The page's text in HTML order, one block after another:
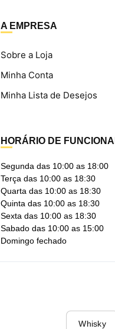
A EMPRESA
Sobre a Loja
Minha Conta
Minha Lista de Desejos
HORÁRIO DE
Segunda das 10:00 as 18:00
Terça das 10:00 as 18:30
Quarta das 10:00 as 18:30
Quinta das 10:00 as 18:30
Sexta das 10:00 as 18:30
Sabado das 10:00 as 15:00
Domingo fechado
Whisky